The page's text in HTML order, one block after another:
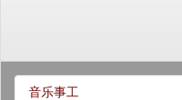
音乐事工